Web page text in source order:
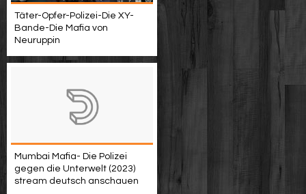
Täter-Opfer-Polizei-Die XY-
Bande-Die Mafia von
Neuruppin
Mumbai Mafia- Die Polizei
gegen die Unterwelt (2023)
stream deutsch anschauen